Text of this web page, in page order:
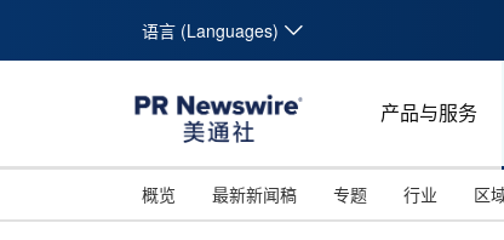
语言 (Languages)
产品与服务
概览 最新新闻稿 专题 行业 区